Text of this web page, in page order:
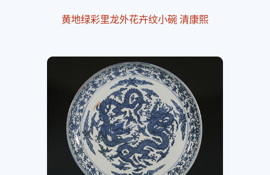
黄地绿彩里龙外花卉纹小碗 清康熙